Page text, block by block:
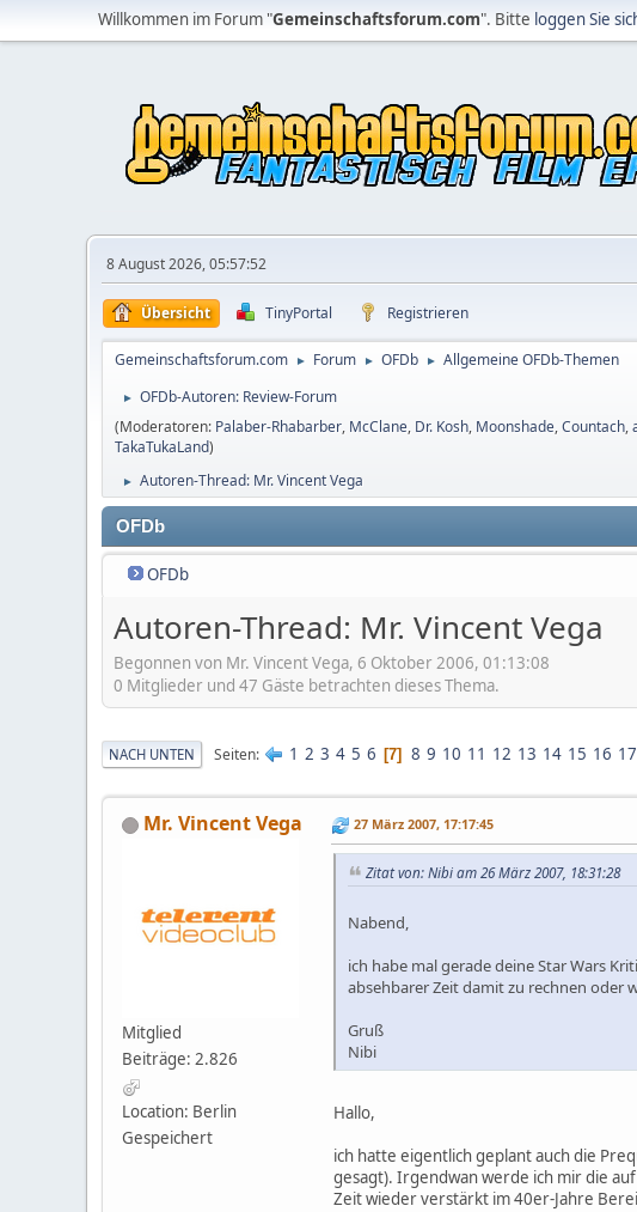
Willkommen im Forum "Gemeinschaftsforum.com". Bitte loggen Sie
8 August 2026, 05:57:52
Übersicht TinyPortal Registrieren
Gemeinschaftsforum.com ► Forum ► OFDb ► Allgemeine OFDb-Themen
►
OFDb-Autoren: Review-Forum
(Moderatoren: Palaber-Rhabarber, McClane, Dr. Kosh, Moonshade,Countach,
TakaTukaLand)
► Autoren-Thread: Mr. Vincent Vega
OFDb
OFDb
Autoren-Thread: Mr. Vincent Vega
Begonnen von Mr. Vincent Vega, 6 Oktober 2006, 01:13:08
0 Mitglieder und 47 Gäste betrachten dieses Thema.
NACH UNTEN Seiten 1 2 3 4 5 6 7 8 9 10 11 12 13 14 15 16 17
Mr. Vincent Vega
Mitglied
Beiträge: 2.826
Location: Berlin
Gespeichert
27 März 2007, 17:17:45
Zitat von: Nibi am 26 März 2007, 18:31:28
Nabend,
ich habe mal gerade deine Star Wars
absehbarer Zeit damit zu rechnen oder
Gruß
Nibi
Hallo,
ich hatte eigentlich geplant auch die
gesagt). Irgendwan werde ich mir die
Zeit wieder verstärkt im 40er-Jahre